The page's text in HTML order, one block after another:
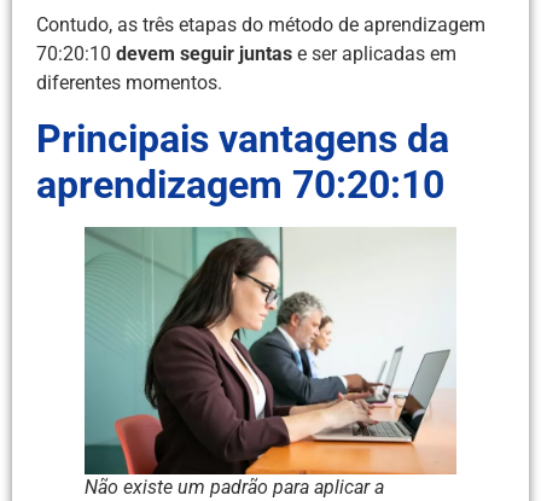
Contudo, as três etapas do método de aprendizagem
70:20:10 devem seguir juntas e ser aplicadas em
diferentes momentos.
Principais vantagens da
aprendizagem 70:20:10
Não existe um padrão para aplicar a